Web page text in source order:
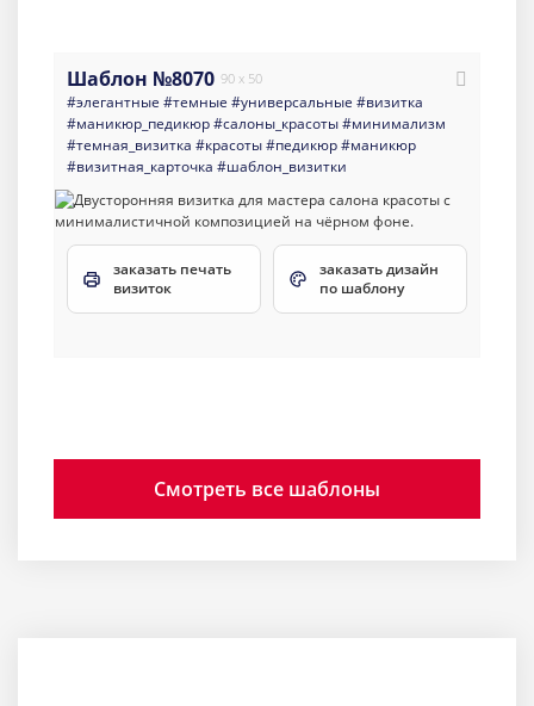
Шаблон №8070 90 x 50
#элегантные #темные #универсальные #визитка
#маникюр_педикюр#салоны_красоты#минимализм
#темная_визитка #красоты#педикюр#маникюр
#визитная_карточка #шаблон_визитки
заказать печать
визиток
заказать дизайн
по шаблону
Смотреть все шаблоны